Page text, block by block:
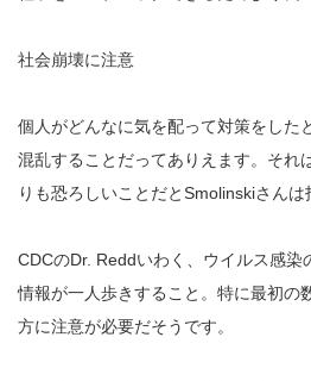
社会崩壊に注意
個人がどんなに気を配って対策をした
混乱することだってありえます。それ
りも恐ろしいことだとSmolinskiさんは
CDCのDr. Reddいわく、ウイルス感染
情報が一人歩きすること。特に最初の
方に注意が必要だそうです。